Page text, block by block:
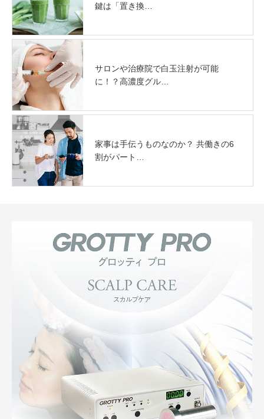
鍵は「置き換…
サロンや治療院で白玉注射が可能
に！？高濃度グル…
家事は手伝うものなのか？ 共働きの6
割がパート…